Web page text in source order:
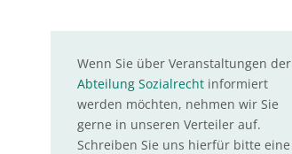
Wenn Sie über Veranstaltungen der
Abteilung Sozialrechtinformiert
werden möchten, nehmen wir Sie
gerne in unseren Verteiler auf.
Schreiben Sie uns hierfür bitte eine